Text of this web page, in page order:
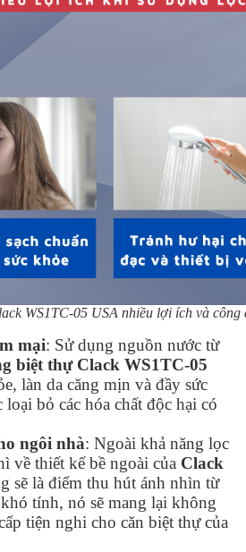
WS1TC-05 USA nhiều lợi ích và công
mại: Sử dụng nguồn nước từ
biệt thự Clack WS1TC-05
làn da căng mịn và đầy sức
loại bỏ các hóa chất độc hại có
ngôi nhà: Ngoài khả năng lọc
về thiết kế bề ngoài của Clack
sẽ là điểm thu hút ánh nhìn từ
tính, nó sẽ mang lại không
tiện nghi cho căn biệt thự của